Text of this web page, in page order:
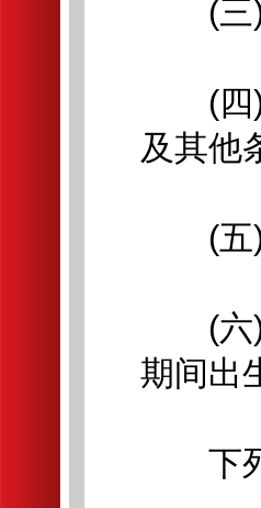
(三)
(四)
及其他
(五)
(六)
期间出
下列